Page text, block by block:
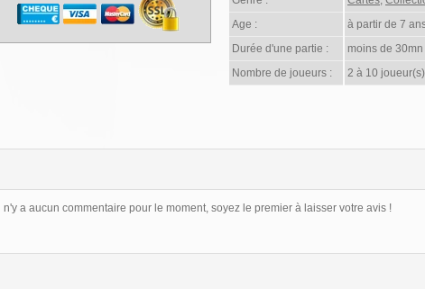
Age :
à partir de 7
Durée d'une partie :
moins de 30mn
Nombre de joueurs :
2 à 10 joueur(s)
Il n'y a aucun commentaire pour le moment, soyez le premier à laisser votre avis !